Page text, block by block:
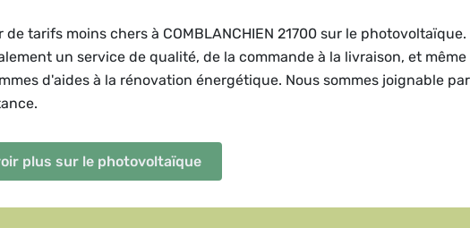
tarifs moins chers à COMBLANCHIEN 21700 sur le photovoltaïque.
un service de qualité, de la commande à la livraison, et
d'aides à la rénovation énergétique. Nous sommes joignable
plus sur le photovoltaïque